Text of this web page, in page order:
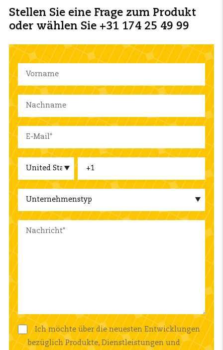
Stellen Sie eine Frage zum Produkt
oder wählen Sie +31 174 25 49 99
Ich möchte über die neuesten Entwicklungen
bezüglich Produkte, Dienstleistungen und